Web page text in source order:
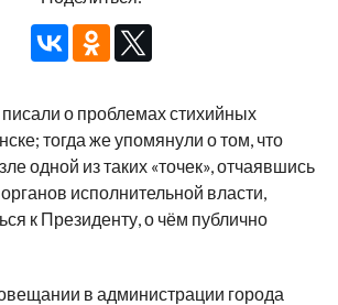
о проблемах стихийных
тогда же упомянули о том, что
одной из таких «точек», отчаявшись
исполнительной власти,
к Президенту, о чём публично
в администрации города